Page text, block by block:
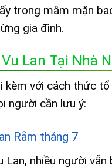
trong mâm mặn
gia đình.
Lan Tại Nhà
kèm với cách thức
người cần lưu ý:
Rằm tháng 7
Lan, nhiều người